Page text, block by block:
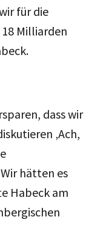
für die
Milliarden
dass wir
‚Ach,
hätten es
Habeck am